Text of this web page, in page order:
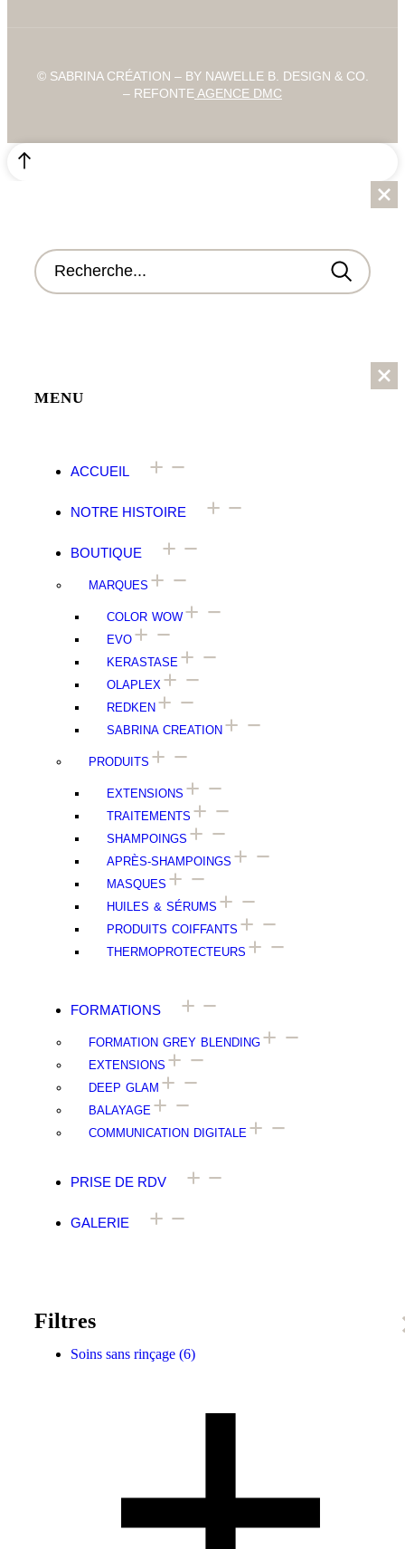
© SABRINA CRÉATION – BY NAWELLE B. DESIGN & CO.
– REFONTEAGENCE DMC
MENU
ACCUEIL
NOTRE HISTOIRE
BOUTIQUE
MARQUES
COLOR WOW
EVO
⁠⁠KERASTASE
OLAPLEX
⁠⁠REDKEN
SABRINA CREATION
PRODUITS
EXTENSIONS
TRAITEMENTS
SHAMPOINGS
APRÈS-SHAMPOINGS
MASQUES
HUILES & SÉRUMS
PRODUITS COIFFANTS
THERMOPROTECTEURS
FORMATIONS
FORMATION GREY BLENDING
EXTENSIONS
DEEP GLAM
BALAYAGE
COMMUNICATION DIGITALE
PRISE DE RDV
GALERIE
Filtres
Soins sans rinçage (6)